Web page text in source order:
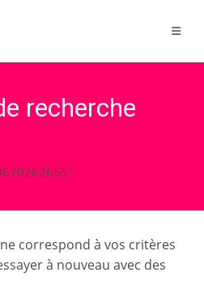
recherche
correspond à vos critères
à nouveau avec des